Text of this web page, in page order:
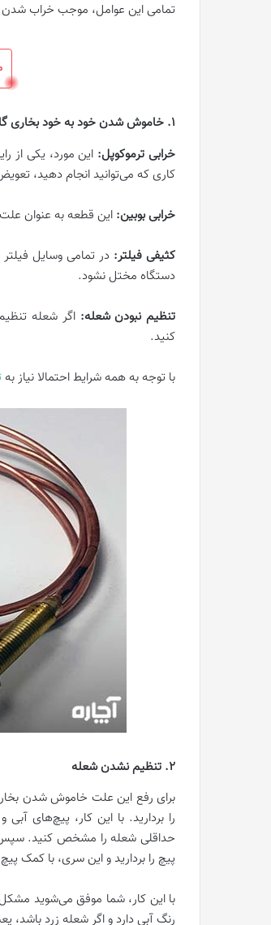
تمامی این عوامل، موجب خراب
۱. خاموش شدن خود به خود بخاری گازی آبسال
خرابی ترموکوپل:‌ این مورد، یکی از
کاری که می‌توانید انجام دهید،
خرابی بوبین: این قطعه به عنوان
کثیفی فیلتر:در تمامی وسایل
دستگاه مختل نشود.
تنظیم نبودن شعله: اگر شعله
کنید.
با توجه به همه شرایط احتمالا نیاز به
۲. تنظیم نشدن شعله
برای رفع این علت خاموش شدن
را بردارید. با این کار، پیچ‌های
حداقلی شعله را مشخص کنید. سپس،
پیچ را بردارید و این سری، با کمک
با این کار، شما موفق می‌شوید
رنگ آبی دارد و اگر شعله زرد باشد،